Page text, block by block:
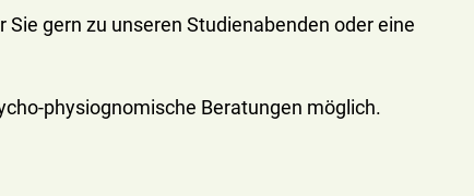
gern zu unseren Studienabenden oder eine
physiognomische Beratungen möglich.